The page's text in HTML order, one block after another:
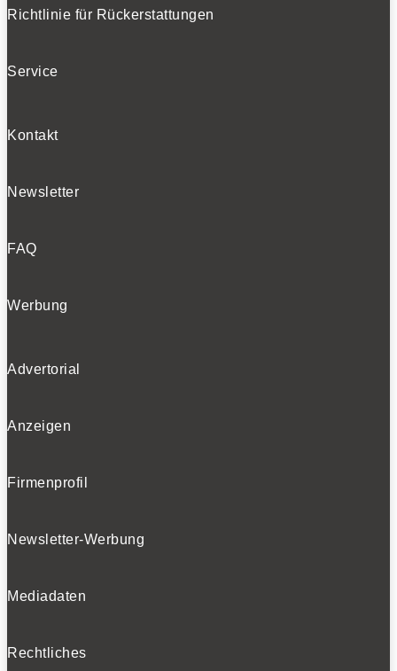
Richtlinie für Rückerstattungen
Service
Kontakt
Newsletter
FAQ
Werbung
Advertorial
Anzeigen
Firmenprofil
Newsletter-Werbung
Mediadaten
Rechtliches